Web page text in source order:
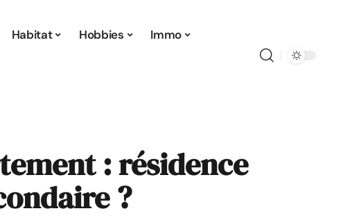
Habitat Hobbies Immo
: résidence
?